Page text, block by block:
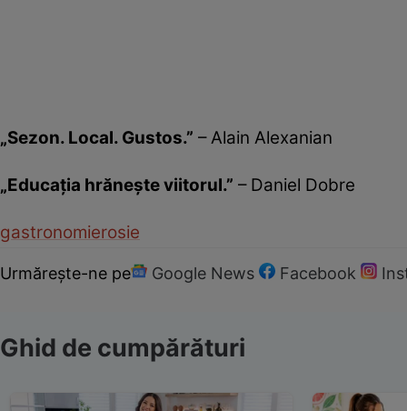
„Sezon. Local. Gustos.” – Alain Alexanian
„Educația hrănește viitorul.” – Daniel Dobre
gastronomierosie
Urmărește-ne pe Google News Facebook
Ghid de cumpărături